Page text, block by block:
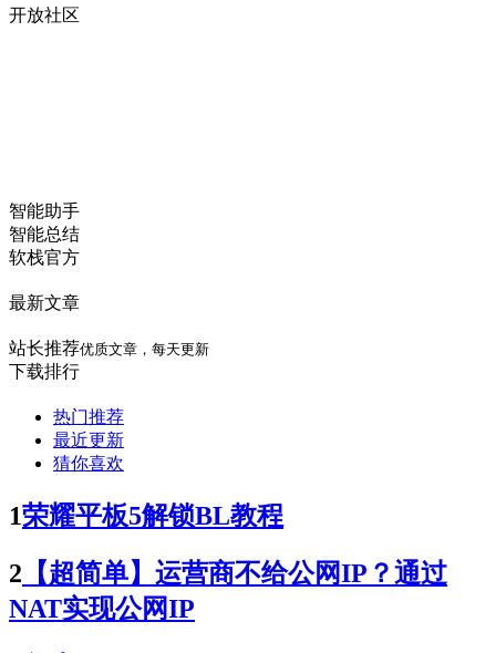
开放社区
智能助手
智能总结
软栈官方
最新文章
站长推荐优质文章，每天更新
下载排行
热门推荐
最近更新
猜你喜欢
1荣耀平板5解锁BL教程
2 【超简单】运营商不给公网IP？通过
NAT实现公网IP